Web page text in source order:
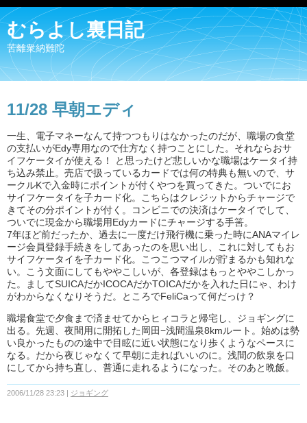
むらよし裏日記
苦離衆納難陀
11/28 早朝エディ
一生、電子マネーなんて持つつもりはなかったのだが、職場の食堂
の支払いがEdy専用なので仕方なく持つことにした。それならおサ
イフケータイが使える！ と思ったけど悲しいかな職場はケータイ持
ち込み禁止。売店で扱っているカードでは何の特典も無いので、サ
ークルKで入金時にポイントが付くやつを買ってきた。ついでにお
サイフケータイを子カード化。こちらはクレジットからチャージで
きてその分ポイントが付く。コンビニでの決済はケータイでして、
ついでに現金から職場用Edyカードにチャージする手筈。
7年ほど前だったか、過去に一度だけ飛行機に乗った時にANAマイレ
ージ会員登録手続きをしてあったのを思い出し、これに対してもお
サイフケータイを子カード化。こつこつマイルが貯まるかも知れな
い。こう文面にしてもややこしいが、各登録はもっとややこしかっ
た。ましてSUICAだかICOCAだかTOICAだかを入れた日にゃ、わけ
がわからなくなりそうだ。ところでFeliCaって何だっけ？
職場食堂で夕食まで済ませてからヒィコラと帰宅し、ジョギングに
出る。先週、夜間用に開拓した岡田−浅間温泉8kmルート。始めは勢
い良かったものの途中で目眩に近い状態になり歩くようなペースに
なる。だから夜じゃなくて早朝に走ればいいのに。浅間の飲泉を口
にしてから持ち直し、普通に走れるようになった。そのあと晩飯。
2006/11/28 23:23 ジョギング